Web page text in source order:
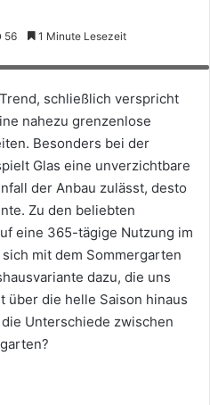
56 1 Minute Lesezeit
bietet die verdiente Entspannung zu
schließlich verspricht
nahezu grenzenlose
Besonders bei der
Glas eine unverzichtbare
der Anbau zulässt, desto
Zu den beliebten
eine 365-tägige Nutzung im
mit dem Sommergarten
dazu, die uns
über die helle Saison hinaus
Unterschiede zwischen